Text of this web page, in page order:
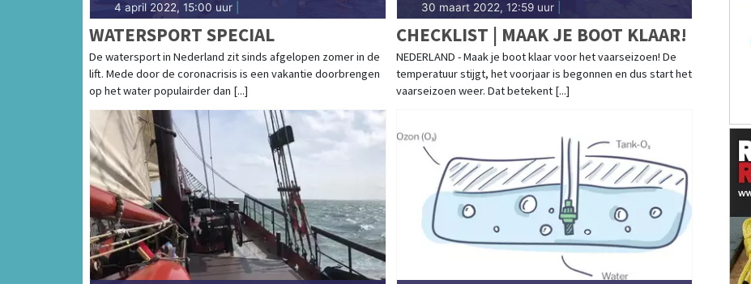
4 april 2022, 15:00 uur
WATERSPORT SPECIAL
De watersport in Nederland zit sinds afgelopen zomer in de
lift. Mede door de coronacrisis is een vakantie doorbrengen
op het water populairder dan [...]
30 maart 2022, 12:59 uur|
CHECKLIST | MAAK JE BOOT KLAAR!
NEDERLAND - Maak je boot klaar voor het vaarseizoen! De
temperatuur stijgt, het voorjaar is begonnen en dus start het
vaarseizoen weer. Dat betekent [...]